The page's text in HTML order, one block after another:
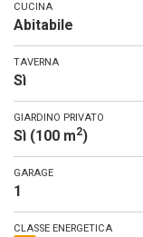
CUCINA
Abitabile
TAVERNA
Sì
GIARDINO PRIVATO
Sì (100 m2)
GARAGE
1
CLASSE ENERGETICA